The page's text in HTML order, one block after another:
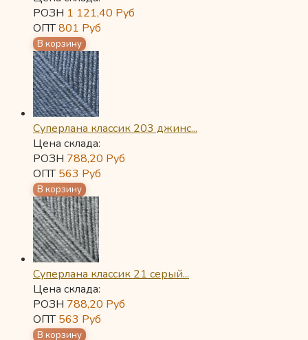
РОЗН 1 121,40 Руб
ОПТ801 Руб
Суперлана классик 203 джинс...
Цена склада:
РОЗН 788,20 Руб
ОПТ563 Руб
Суперлана классик 21 серый...
Цена склада:
РОЗН 788,20 Руб
ОПТ563 Руб